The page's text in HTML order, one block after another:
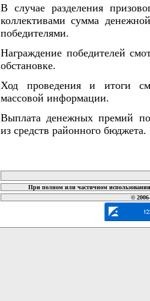
В случае разделения
коллективами сумма
победителями.
Награждение победителей
обстановке.
Ход проведения и итоги
массовой информации.
Выплата денежных премий
из средств районного бюджета.
При полном или частичном
©